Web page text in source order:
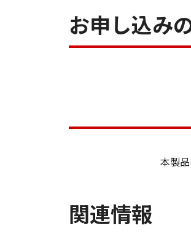
お申し込み
本製
関連情報